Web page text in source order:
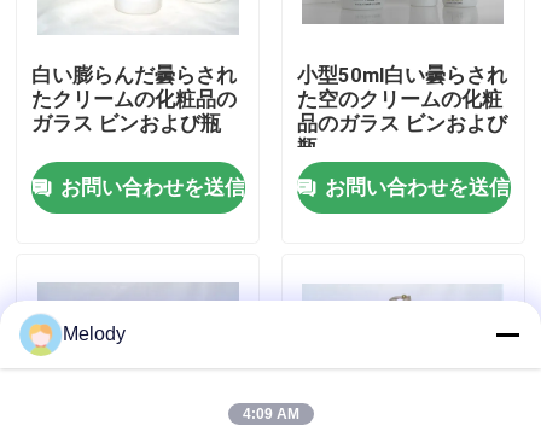
品質管理
連絡 ください
引金 を 求め て ください
化粧品のガラス ビン
白い膨らんだ曇らされ
たクリームの化粧品の
ガラス ビンおよび瓶
お問い合わせを送信
小型50ml白い曇らされ
た空のクリームの化粧
品のガラス ビンおよび
瓶
お問い合わせを送信
Melody
4:09 AM